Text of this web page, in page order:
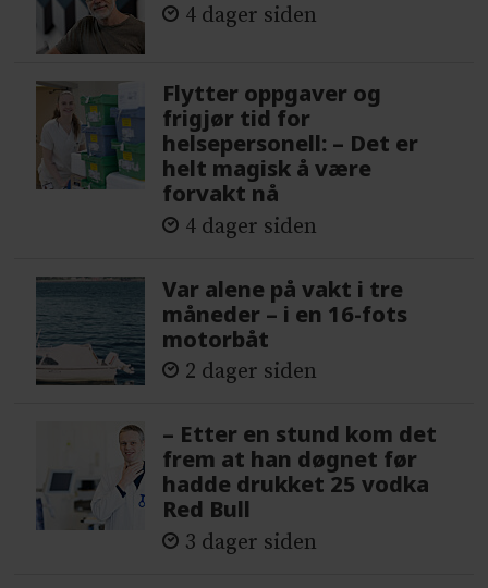
4 dager siden
Flytter oppgaver og
frigjør tid for
helsepersonell: – Det er
helt magisk å være
forvakt nå
4 dager siden
Var alene på vakt i tre
måneder – i en 16-fots
motorbåt
2 dager siden
– Etter en stund kom det
frem at han døgnet før
hadde drukket 25 vodka
Red Bull
3 dager siden